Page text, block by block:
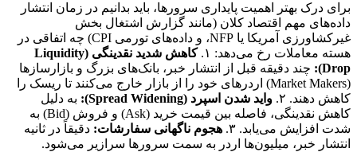
برای درک بهتر اهمیت پایداری سرورها، باید بدانیم در زمان انتشار
داده‌های مهم اقتصاد کلان (مانند گزارش اشتغال بخش
غیرکشاورزی آمریکا یا NFP، و داده‌های تورمی CPI) چه اتفاقی در
هسته معاملات رخ می‌دهد: ۱.
کاهش شدید نقدینگی (Liquidity
Drop):
چند دقیقه قبل از انتشار خبر، بانک‌های بزرگ و بازارسازها
(Market Makers) اردرهای خود را از بازار خارج می‌کنند تا ریسک را
کاهش دهند. ۲.
واید شدن اسپرد (Spread Widening):
به دلیل
کاهش نقدینگی، فاصله بین قیمت خرید (Ask) و فروش (Bid) به
شدت افزایش می‌یابد. ۳.
هجوم ناگهانی سفارشات: دقیقاً در ثانیه
انتشار خبر، میلیون‌ها اردر به سمت سرورها سرازیر می‌شود.